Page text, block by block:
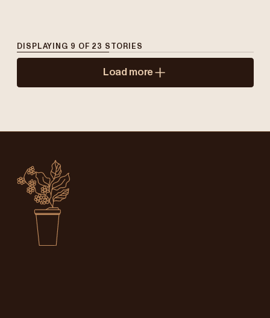
DISPLAYING 9 OF 23 STORIES
Load more